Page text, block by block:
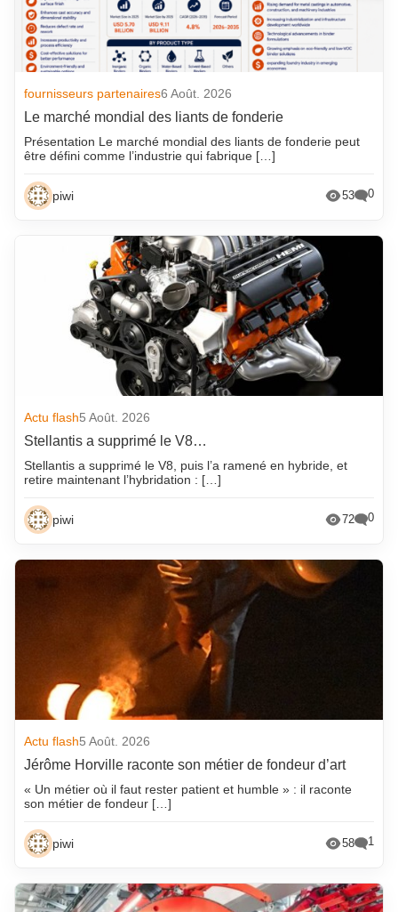
fournisseurs partenaires6 Août. 2026
Le marché mondial des liants de fonderie
Présentation Le marché mondial des liants de fonderie peut
être défini comme l’industrie qui fabrique […]
piwi 53 0
Actu flash5 Août. 2026
Stellantis a supprimé le V8…
Stellantis a supprimé le V8, puis l’a ramené en hybride, et
retire maintenant l’hybridation : […]
piwi 72 0
Actu flash5 Août. 2026
Jérôme Horville raconte son métier de fondeur d’art
« Un métier où il faut rester patient et humble » : il raconte
son métier de fondeur […]
piwi 58 1